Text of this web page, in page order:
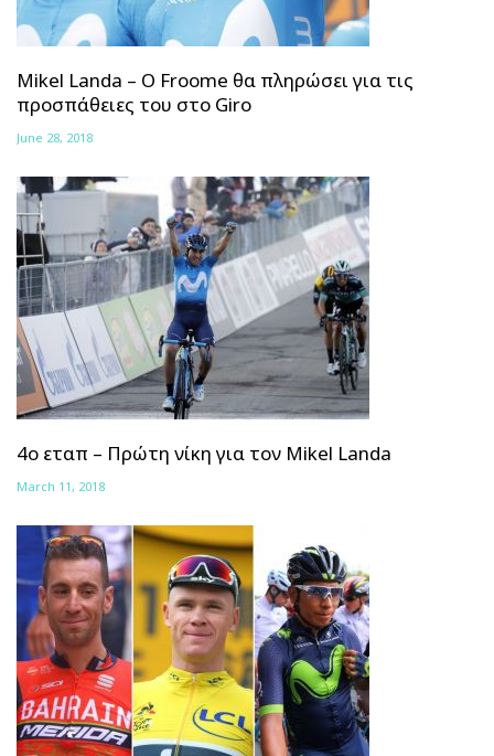
Mikel Landa – O Froome θα πληρώσει για τις
προσπάθειες του στο Giro
June 28, 2018
4ο εταπ – Πρώτη νίκη για τον Mikel Landa
March 11, 2018